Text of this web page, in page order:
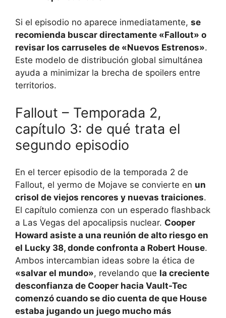
Si el episodio no aparece inmediatamente, se
recomienda buscar directamente «Fallout» o
revisar los carruseles de «Nuevos Estrenos».
Este modelo de distribución global simultánea
ayuda a minimizar la brecha de spoilers entre
territorios.
Fallout – Temporada 2,
capítulo 3: de qué trata el
segundo episodio
En el tercer episodio de la temporada 2 de
Fallout, el yermo de Mojave se convierte en un
crisol de viejos rencores y nuevas traiciones.
El capítulo comienza con un esperado flashback
a Las Vegas del apocalipsis nuclear. Cooper
Howard asiste a una reunión de alto riesgo en
el Lucky 38, donde confronta a Robert House.
Ambos intercambian ideas sobre la ética de
«salvar el mundo», revelando que la creciente
desconfianza de Cooper hacia Vault-Tec
comenzó cuando se dio cuenta de que House
estaba jugando un juego mucho más